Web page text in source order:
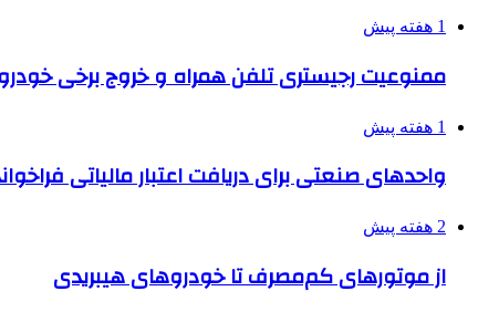
1 هفته پیش
ممنوعیت رجیستری تلفن همراه و خروج برخی
1 هفته پیش
واحدهای صنعتی برای دریافت اعتبار مالیاتی
2 هفته پیش
از موتورهای کم‌مصرف تا خودروهای هیبریدی